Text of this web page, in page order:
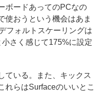
ボードあってのPCなの
使おうという機会はあま
フォルトスケーリングは
さく感じて175%に設定
いる。また、キックス
れらはSurfaceのいいとこ